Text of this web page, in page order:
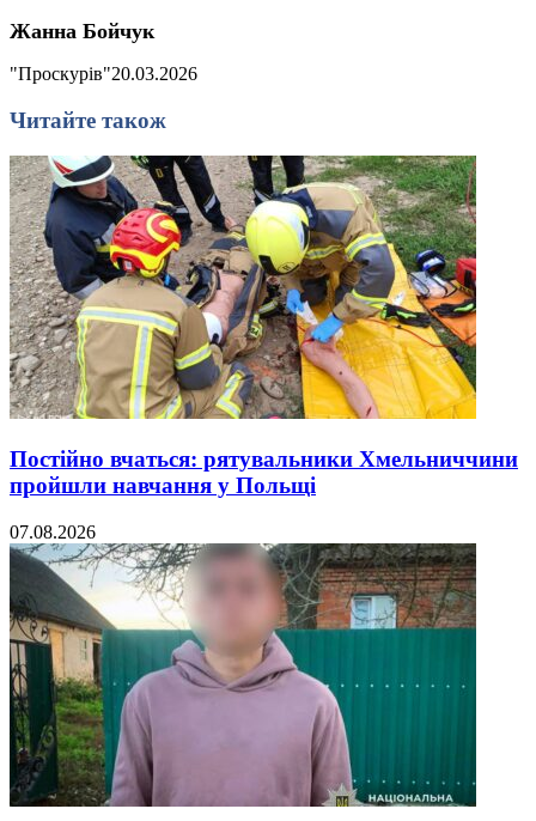
Жанна Бойчук
"Проскурів"20.03.2026
Читайте також
Постійно вчаться: рятувальники Хмельниччини
пройшли навчання у Польщі
07.08.2026